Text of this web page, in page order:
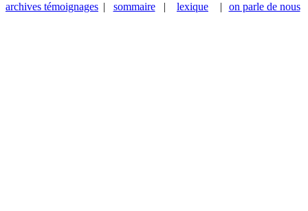
archives témoignages | sommaire | lexique | on parle de nous